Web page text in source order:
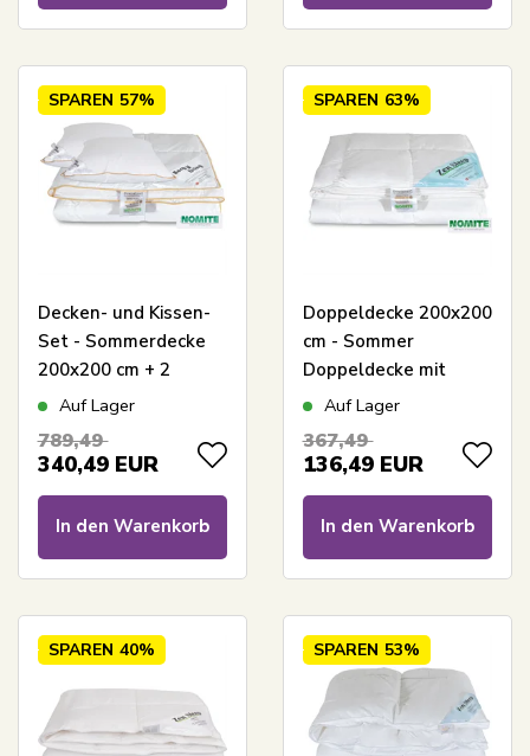
SPAREN 57%
Decken- und Kissen-
Set - Sommerdecke
200x200 cm + 2
Kissen mit
Sommer
Auf Lager
789,49
340,49 EUR
In den Warenkorb
SPAREN 63%
Doppeldecke 200x200
cm - Sommer
Doppeldecke mit
Moschusdaunen - Zen
kühle Sommerdecke
Auf Lager
367,49
136,49 EUR
In den Warenkorb
SPAREN 40% SPAREN 53%